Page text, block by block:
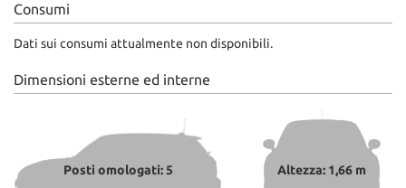
Consumi
Dati sui consumi attualmente non disponibili.
Dimensioni esterne ed interne
Posti omologati: 5 Altezza: 1,66 m